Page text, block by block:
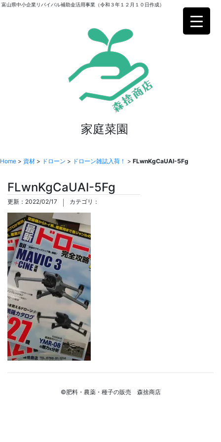
富山県中小企業リバイバル補助金活用事業（令和３年１２月１０日作成）
家庭菜園
Home > 資材 > ドローン > ドローン雑誌入荷！ > FLwnKgCaUAI-5Fg
FLwnKgCaUAI-5Fg
更新：2022/02/17 カテゴリ：
©肥料・農薬・種子の販売 森捨商店